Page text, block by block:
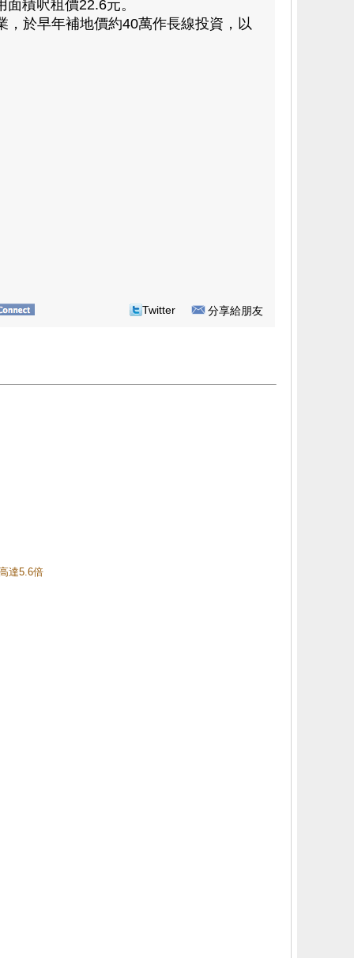
積呎租價22.6元。
於早年補地價約40萬作長線投資，以
Twitter 分享給朋友
達5.6倍